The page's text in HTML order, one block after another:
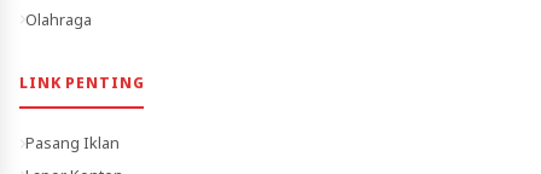
Olahraga
LINK PENTING
Pasang Iklan